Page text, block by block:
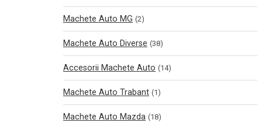
Machete Auto MG (2)
Machete Auto Diverse (38)
Accesorii Machete Auto (14)
Machete Auto Trabant (1)
Machete Auto Mazda (18)